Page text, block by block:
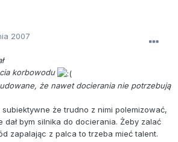
2007
korbowodu
że nawet docierania nie potrzebują
że trudno z nimi polemizować,
dał bym silnika do docierania. Żeby zalać
zapalając z palca to trzeba mieć talent.